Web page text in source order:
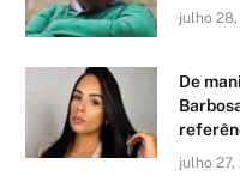
julho
De
julho 27,